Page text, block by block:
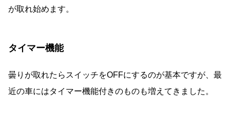
が取れ始めます。
タイマー機能
曇りが取れたらスイッチをOFFにするのが基本ですが、最
近の車にはタイマー機能付きのものも増えてきました。